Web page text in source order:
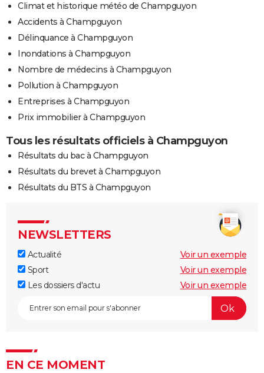
Climat et historique météo de Champguyon
Accidents à Champguyon
Délinquance à Champguyon
Inondations à Champguyon
Nombre de médecins à Champguyon
Pollution à Champguyon
Entreprises à Champguyon
Prix immobilier à Champguyon
Tous les résultats officiels à Champguyon
Résultats du bac à Champguyon
Résultats du brevet à Champguyon
Résultats du BTS à Champguyon
NEWSLETTERS
Actualité
Voir un exemple
Sport
Voir un exemple
Les dossiers d'actu
Voir un exemple
EN CE MOMENT